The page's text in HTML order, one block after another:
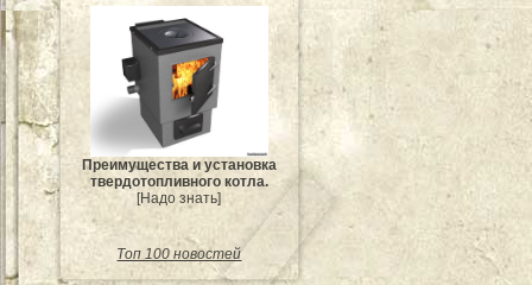
Преимущества и установка
твердотопливного котла.
[Надо знать]
Топ 100 новостей